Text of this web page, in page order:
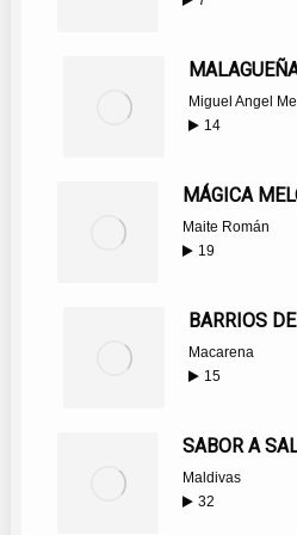
Miguel Angel
14
MÁGICA
Maite Román
19
BARRIOS
Macarena
15
SABOR A
Maldivas
32